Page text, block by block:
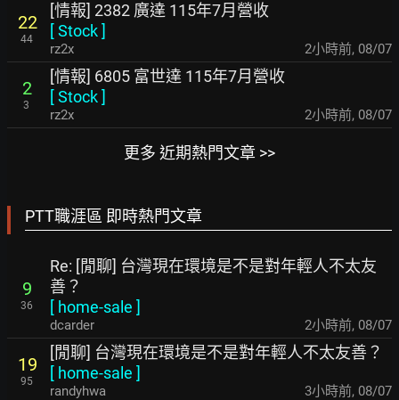
22
44
[情報] 2382 廣達 115年7月營收
[Stock]
rz2x 2小時前, 08/07
2
3
[情報] 6805 富世達 115年7月營收
[Stock]
rz2x 2小時前, 08/07
更多 近期熱門文章 >>
PTT職涯區 即時熱門文章
9
36
Re: [閒聊] 台灣現在環境是不是對年輕人不太友
善？
[ home-sale ]
dcarder 2小時前, 08/07
19
95
[閒聊] 台灣現在環境是不是對年輕人不太友善？
[ home-sale ]
randyhwa 3小時前, 08/07